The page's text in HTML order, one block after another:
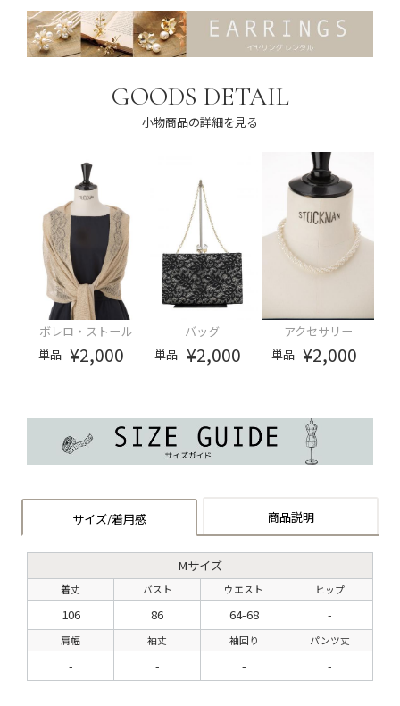
GOODS DETAIL
小物商品の詳細を見る
ボレロ・ストール
単品 ¥2,000
バッグ
単品 ¥2,000
アクセサリー
単品 ¥2,000
サイズ/着用感 商品説明
Mサイズ
着丈 バスト ウエスト ヒップ
106 86 64-68 -
肩幅 袖丈 袖回り パンツ丈
- - - -